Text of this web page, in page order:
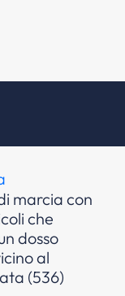
marcia con
che
dosso
al
(536)